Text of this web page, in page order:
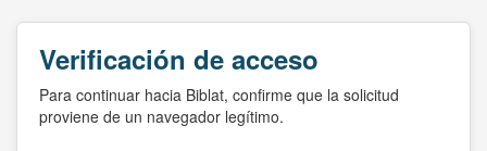
Verificación de acceso
Para continuar hacia Biblat, confirme que la solicitud
proviene de un navegador legítimo.